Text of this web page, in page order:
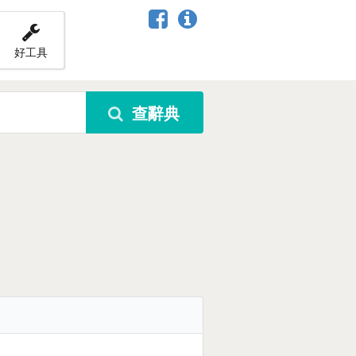
好工具
查辭典